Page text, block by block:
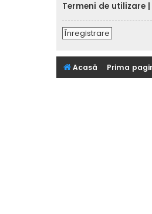
Termeni de utilizare
Înregistrare
Acasă Prima